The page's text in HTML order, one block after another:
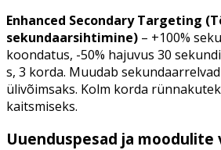
Enhanced Secondary Targeting
sekundaarsihtimine) – +100%
koondatus, -50% hajuvus 30
s, 3 korda. Muudab
ülivõimsaks. Kolm korda
kaitsmiseks.
Uuenduspesad ja moodulite